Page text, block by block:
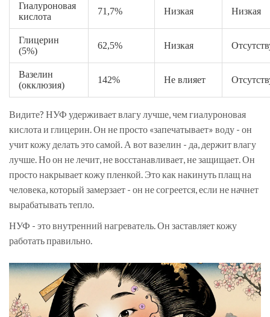
Гиалуроновая
кислота
71,7% Низкая Низкая
Глицерин
(5%)
62,5% Низкая
Вазелин
(окклюзия)
142% Не влияет
Видите? НУФ удерживает влагу лучше, чем гиалуроновая
кислота и глицерин. Он не просто «запечатывает» воду - он
учит кожу делать это самой. А вот вазелин - да, держит влагу
лучше. Но он не лечит, не восстанавливает, не защищает. Он
просто накрывает кожу пленкой. Это как накинуть плащ на
человека, который замерзает - он не согреется, если не начнет
вырабатывать тепло.
НУФ - это внутренний нагреватель. Он заставляет кожу
работать правильно.